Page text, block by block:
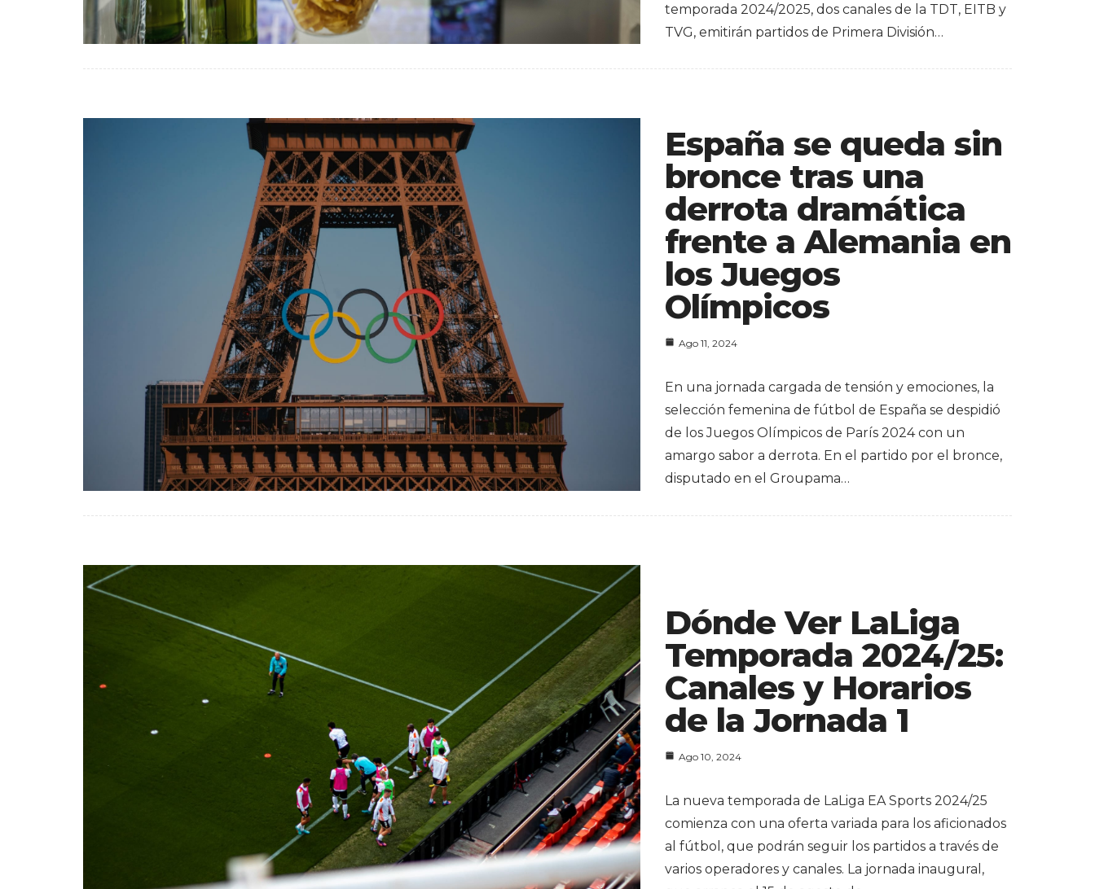
temporada 2024/2025, dos canales de la TDT, EITB y
TVG, emitirán partidos de Primera División…
España se queda sin
bronce tras una
derrota dramática
frente a Alemania en
los Juegos
Olímpicos
Ago 11, 2024
En una jornada cargada de tensión y emociones, la
selección femenina de fútbol de España se despidió
de los Juegos Olímpicos de París 2024 con un
amargo sabor a derrota. En el partido por el bronce,
disputado en el Groupama…
Dónde Ver LaLiga
Temporada 2024/25:
Canales y Horarios
de la Jornada 1
Ago 10, 2024
La nueva temporada de LaLiga EA Sports 2024/25
comienza con una oferta variada para los aficionados
al fútbol, que podrán seguir los partidos a través de
varios operadores y canales. La jornada inaugural,